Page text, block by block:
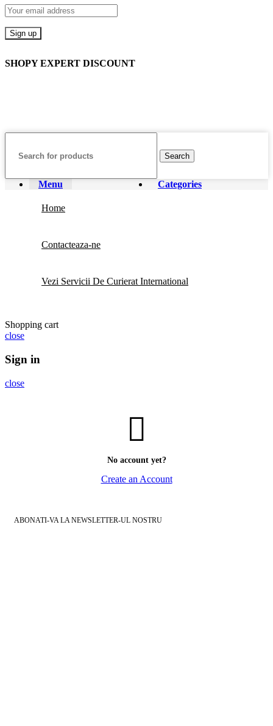
SHOPY EXPERT DISCOUNT
Search
Menu Categories
Home
Contacteaza-ne
Vezi Servicii De Curierat International
Shopping cart
close
Sign in
close
No account yet?
Create an Account
ABONATI-VA LA NEWSLETTER-UL NOSTRU